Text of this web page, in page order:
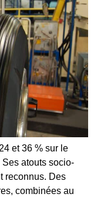
et 36 % sur le
atouts socio-
reconnus. Des
combinées au